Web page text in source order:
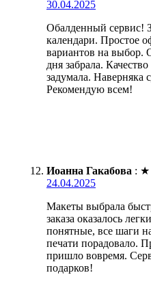
30.04.2025
Обалденный сервис!
календари. Простое
вариантов на выбор.
дня забрала.
задумала. Наверняка
Рекомендую всем!
Иоанна Гакабова : ★
24.04.2025
Макеты выбрала
заказа оказалось
понятные, все шаги
печати порадовало.
пришло вовремя.
подарков!